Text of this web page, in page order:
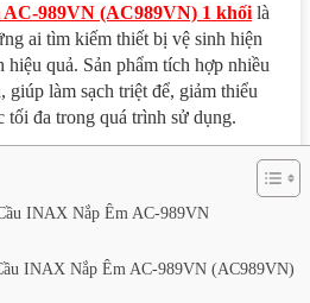
989VN (AC989VN) 1 khối là
ai tìm kiếm thiết bị vệ sinh hiện
hiệu quả. Sản phẩm tích hợp nhiều
giúp làm sạch triệt để, giảm thiểu
tối đa trong quá trình sử dụng.
INAX Nắp Êm AC-989VN
INAX Nắp Êm AC-989VN (AC989VN)